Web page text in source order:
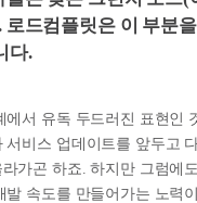
드컴플릿은 이 부분을
다.
에서 유독 두드러진 표현인
서비스 업데이트를 앞두고
가곤 하죠. 하지만 그럼에
발 속도를 만들어가는 노력